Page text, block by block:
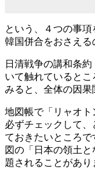
という、４つの事項
韓国併合をおさえる
日清戦争の講和条
いて触れていると
みると、全体の因果
地図帳で「リャオ
必ずチェックして、
ておきたいところ
図の「日本の領土
題されることがあり